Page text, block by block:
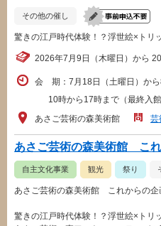
その他の催し
驚きの江戸時代体験！？浮世絵×トリ
2026年7月9日（木曜日）から
会 期：7月18日（土曜日）から
10時から17時まで（最終入館
あさご芸術の森美術館
芸
あさご芸術の森美術館 こ
自主文化事業 観光 祭り
あさご芸術の森美術館 これからの企
驚きの江戸時代体験！？浮世絵×トリ